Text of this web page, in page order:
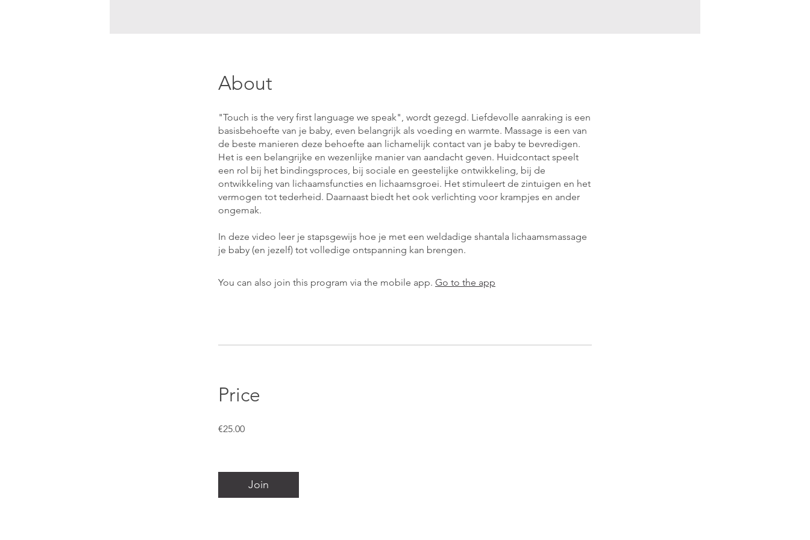
About
"Touch is the very first language we speak", wordt gezegd. Liefdevolle aanraking is een
basisbehoefte van je baby, even belangrijk als voeding en warmte. Massage is een van
de beste manieren deze behoefte aan lichamelijk contact van je baby te bevredigen.
Het is een belangrijke en wezenlijke manier van aandacht geven. Huidcontact speelt
een rol bij het bindingsproces, bij sociale en geestelijke ontwikkeling, bij de
ontwikkeling van lichaamsfuncties en lichaamsgroei. Het stimuleert de zintuigen en het
vermogen tot tederheid. Daarnaast biedt het ook verlichting voor krampjes en ander
ongemak.
In deze video leer je stapsgewijs hoe je met een weldadige shantala lichaamsmassage
You can also join this program via the mobile app. Go to the app
Price
€25.00
Join